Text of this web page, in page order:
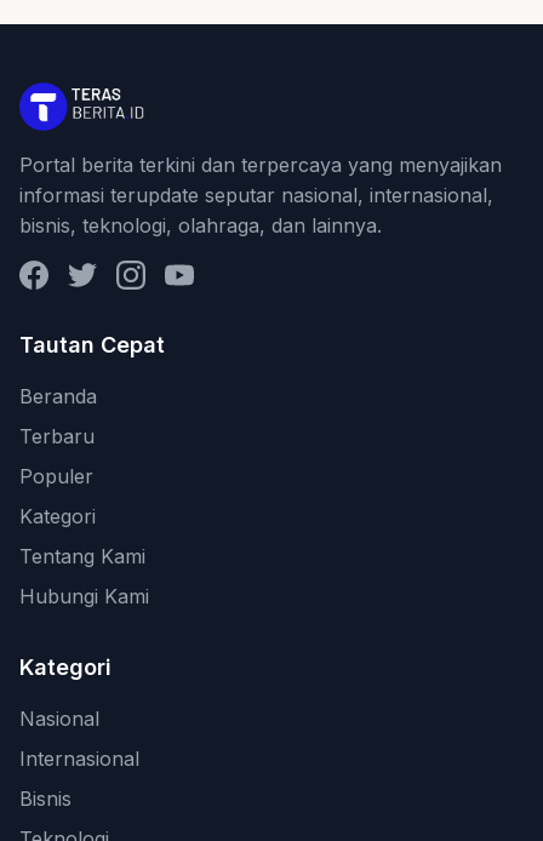
Portal berita terkini dan terpercaya yang menyajikan
informasi terupdate seputar nasional, internasional,
bisnis, teknologi, olahraga, dan lainnya.
FacebookTwitterInstagramYouTube
Tautan Cepat
Beranda
Terbaru
Populer
Kategori
Tentang Kami
Hubungi Kami
Kategori
Nasional
Internasional
Bisnis